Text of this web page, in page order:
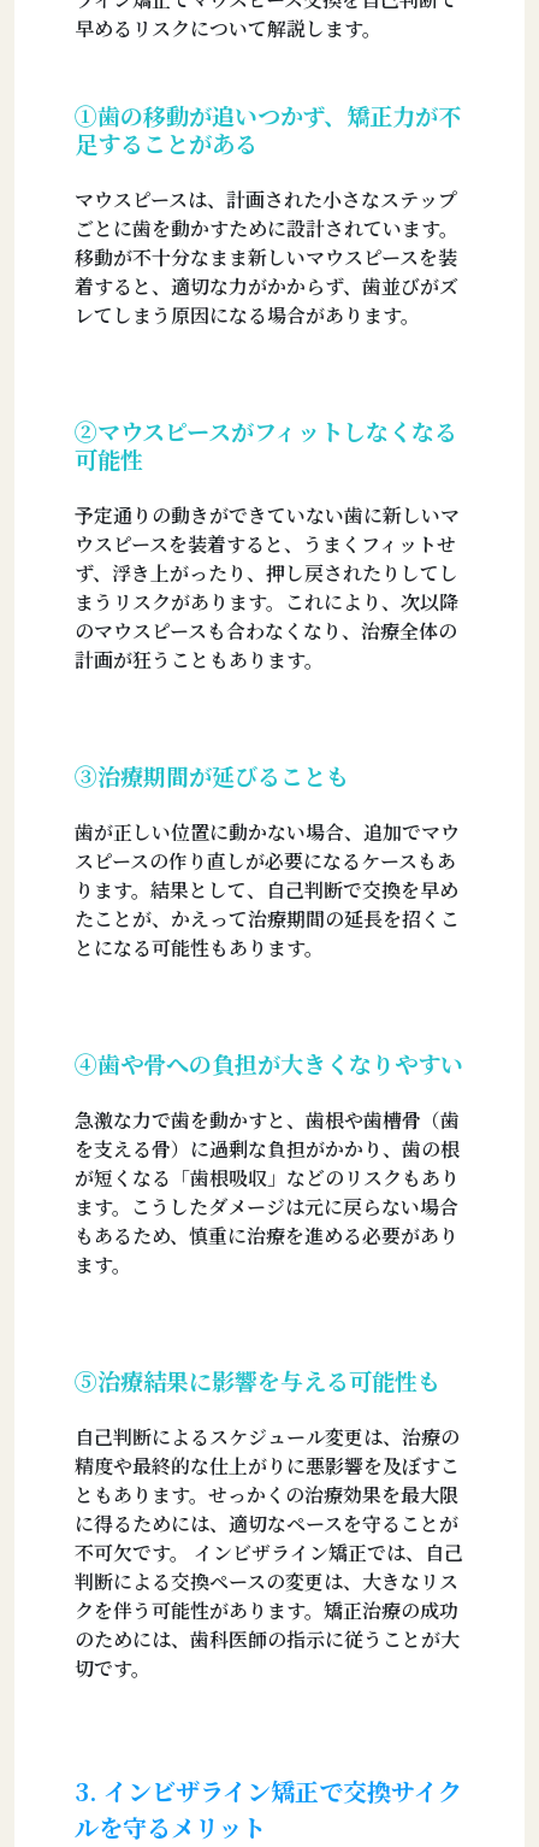
早めるリスクについて解説します。
①歯の移動が追いつかず、矯正力が不
足することがある
マウスピースは、計画された小さなステップ
ごとに歯を動かすために設計されています。
移動が不十分なまま新しいマウスピースを装
着すると、適切な力がかからず、歯並びがズ
レてしまう原因になる場合があります。
②マウスピースがフィットしなくなる
可能性
予定通りの動きができていない歯に新しいマ
ウスピースを装着すると、うまくフィットせ
ず、浮き上がったり、押し戻されたりしてし
まうリスクがあります。これにより、次以降
のマウスピースも合わなくなり、治療全体の
計画が狂うこともあります。
③治療期間が延びることも
歯が正しい位置に動かない場合、追加でマウ
スピースの作り直しが必要になるケースもあ
ります。結果として、自己判断で交換を早め
たことが、かえって治療期間の延長を招くこ
とになる可能性もあります。
④歯や骨への負担が大きくなりやすい
急激な力で歯を動かすと、歯根や歯槽骨（歯
を支える骨）に過剰な負担がかかり、歯の根
が短くなる「歯根吸収」などのリスクもあり
ます。こうしたダメージは元に戻らない場合
もあるため、慎重に治療を進める必要があり
ます。
⑤治療結果に影響を与える可能性も
自己判断によるスケジュール変更は、治療の
精度や最終的な仕上がりに悪影響を及ぼすこ
ともあります。せっかくの治療効果を最大限
に得るためには、適切なペースを守ることが
不可欠です。 インビザライン矯正では、自己
判断による交換ペースの変更は、大きなリス
クを伴う可能性があります。矯正治療の成功
のためには、歯科医師の指示に従うことが大
切です。
3. インビザライン矯正で交換サイク
ルを守るメリット